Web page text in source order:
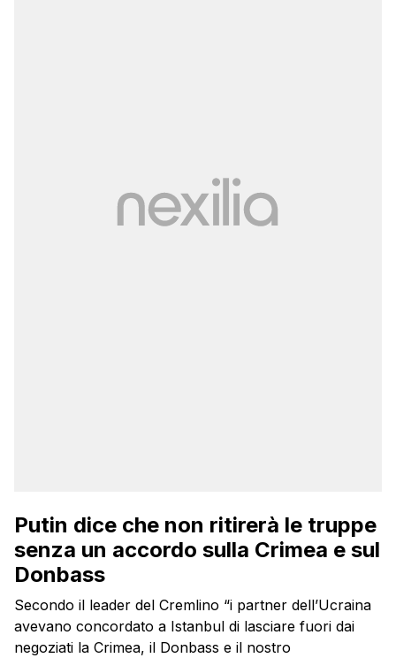
Putin dice che non ritirerà le truppe
senza un accordo sulla Crimea e sul
Donbass
Secondo il leader del Cremlino “i partner dell’Ucraina
avevano concordato a Istanbul di lasciare fuori dai
negoziati la Crimea, il Donbass e il nostro